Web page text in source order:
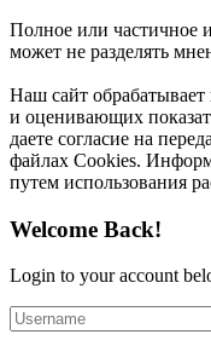
Полное или частичное
может не разделять
Наш сайт
и оценивающих
даете согласие на
файлах Cookies.
путем использования
Welcome Back!
Login to your account